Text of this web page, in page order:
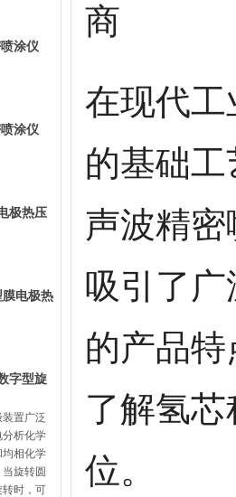
涂仪
涂仪
极热压
电极热
字型旋
置广泛
分析化学
均相化学
当旋转圆
转时，可
商
在现代
的基础
声波精
吸引了
的产品
了解氢
位。